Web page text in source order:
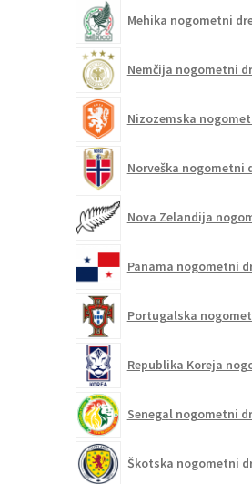
Mehika nogometni
Nemčija nogometni
Nizozemska
Norveška nogometni
Nova Zelandija
Panama nogometni
Portugalska
Republika Koreja
Senegal nogometni
Škotska nogometni